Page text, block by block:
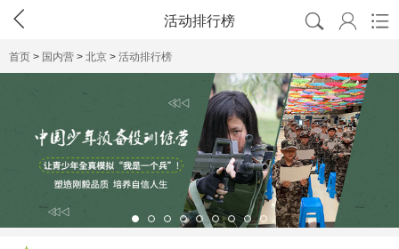
 活动排行榜   
首页 > 国内营 > 北京 > 活动排行榜